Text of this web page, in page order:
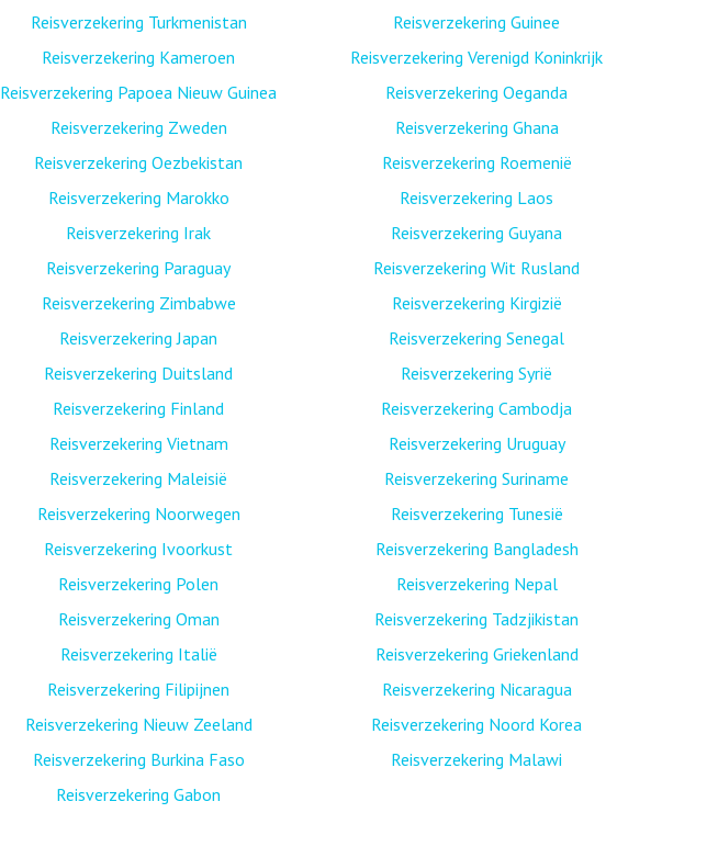
Reisverzekering Turkmenistan
Reisverzekering Kameroen
Reisverzekering Papoea Nieuw Guinea
Reisverzekering Zweden
Reisverzekering Oezbekistan
Reisverzekering Marokko
Reisverzekering Irak
Reisverzekering Paraguay
Reisverzekering Zimbabwe
Reisverzekering Japan
Reisverzekering Duitsland
Reisverzekering Finland
Reisverzekering Vietnam
Reisverzekering Maleisië
Reisverzekering Noorwegen
Reisverzekering Ivoorkust
Reisverzekering Polen
Reisverzekering Oman
Reisverzekering Italië
Reisverzekering Filipijnen
Reisverzekering Nieuw Zeeland
Reisverzekering Burkina Faso
Reisverzekering Gabon
Reisverzekering Guinee
Reisverzekering Verenigd Koninkrijk
Reisverzekering Oeganda
Reisverzekering Ghana
Reisverzekering Roemenië
Reisverzekering Laos
Reisverzekering Guyana
Reisverzekering Wit Rusland
Reisverzekering Kirgizië
Reisverzekering Senegal
Reisverzekering Syrië
Reisverzekering Cambodja
Reisverzekering Uruguay
Reisverzekering Suriname
Reisverzekering Tunesië
Reisverzekering Bangladesh
Reisverzekering Nepal
Reisverzekering Tadzjikistan
Reisverzekering Griekenland
Reisverzekering Nicaragua
Reisverzekering Noord Korea
Reisverzekering Malawi